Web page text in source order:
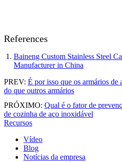
References
Baineng Custom Stainless Steel
Manufacturer in China
PREV: É por isso que os armários
do que outros armários
PRÓXIMO: Qual é o fator de
de cozinha de aço inoxidável
Recursos
Vídeo
Blog
Notícias da empresa